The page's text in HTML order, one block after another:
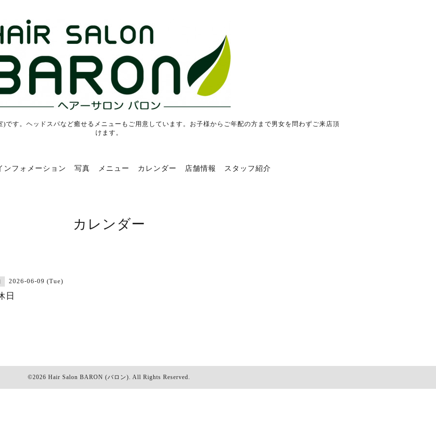
です。ヘッドスパなど癒せるメニューもご用意しています。お子様からご年配の方まで男女を問わずご来店頂
けます。
ンフォメーション 写真 メニュー カレンダー 店舗情報 スタッフ紹介
カレンダー
2026-06-09 (Tue)
日
©2026 Hair Salon BARON (バロン). All Rights Reserved.